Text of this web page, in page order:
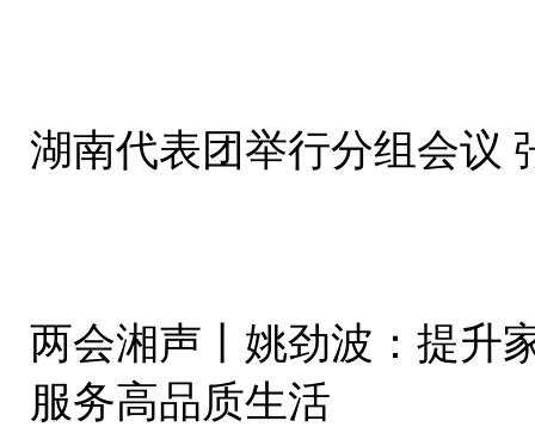
湖南代表团举行分组会议
两会湘声丨姚劲波：提升
服务高品质生活